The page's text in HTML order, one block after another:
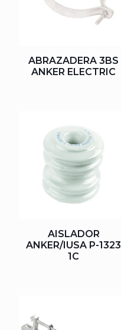
ABRAZADERA 3BS
ANKER ELECTRIC
AISLADOR
ANKER/IUSA P-1323
1C